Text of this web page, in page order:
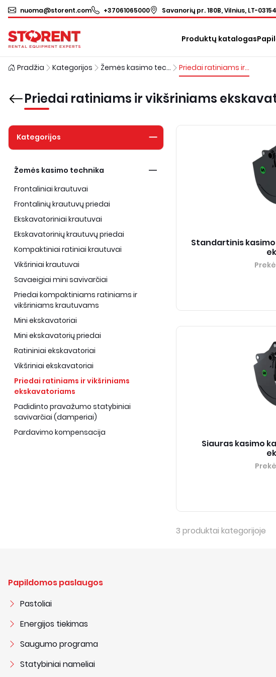
nuoma@storent.com +37061065000 Savanorių pr. 180B, Vilnius, LT-
Produktų katalogas
Pradžia Kategorijos Žemės kasimo technika Priedai ratiniams ir vikšriniams ekskavatoriams
Priedai ratiniams ir vikšriniams
Kategorijos
Žemės kasimo technika
Frontaliniai krautuvai
Frontalinių krautuvų priedai
Ekskavatoriniai krautuvai
Ekskavatorinių krautuvų priedai
Kompaktiniai ratiniai krautuvai
Vikšriniai krautuvai
Savaeigiai mini savivarčiai
Priedai kompaktiniams ratiniams ir
vikšriniams krautuvams
Mini ekskavatoriai
Mini ekskavatorių priedai
Ratininiai ekskavatoriai
Vikšriniai ekskavatoriai
Priedai ratiniams ir vikšriniams
ekskavatoriams
Padidinto pravažumo statybiniai
savivarčiai (damperiai)
Pardavimo kompensacija
Standartinis
Siauras kasimo
3 produktai kategorijoje
Papildomos paslaugos
Pastoliai
Energijos tiekimas
Saugumo programa
Statybiniai nameliai